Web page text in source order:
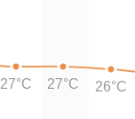
27°C 27°C 26°C